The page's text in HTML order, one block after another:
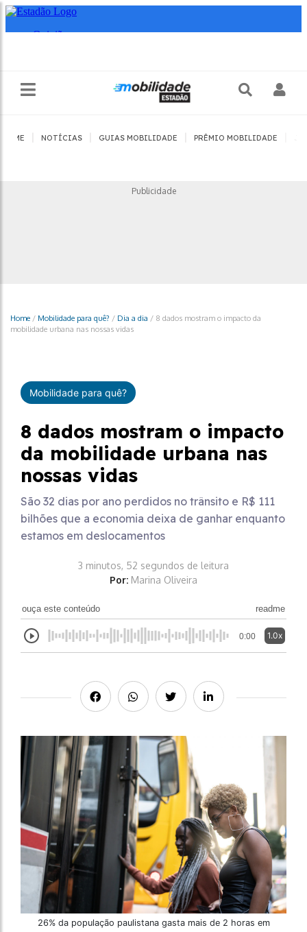
HOME NOTÍCIAS GUIAS MOBILIDADE PRÊMIO MOBILIDADE
Publicidade
Home / Mobilidade para quê? / Dia a dia / 8 dados mostram o impacto da
mobilidade urbana nas nossas vidas
Mobilidade para quê?
8 dados mostram o impacto
da mobilidade urbana nas
nossas vidas
São 32 dias por ano perdidos no trânsito e R$ 111
bilhões que a economia deixa de ganhar enquanto
estamos em deslocamentos
3 minutos, 52 segundos de leitura
Por: Marina Oliveira
ouça este conteúdo readme
0:00 1.0x
26% da população paulistana gasta mais de 2 horas em